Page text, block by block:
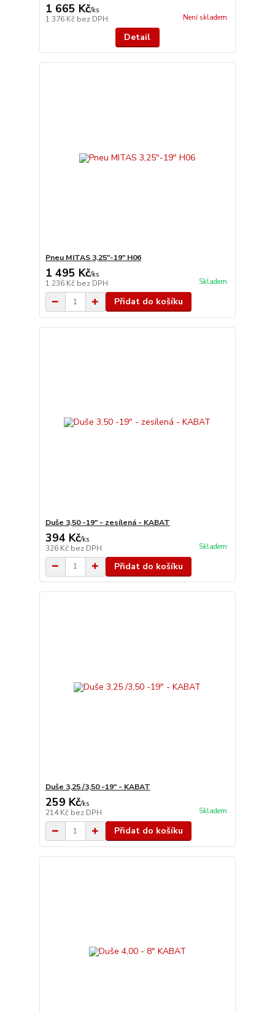
1 665 Kč/ks
1 376 Kč bez DPH Není skladem
Detail
Pneu MITAS 3,25"-19" H06
1 495 Kč/ks
1 236 Kč bez DPH Skladem
Přidat do košíku
Duše 3,50 -19" - zesílená - KABAT
394 Kč/ks
326 Kč bez DPH Skladem
Přidat do košíku
Duše 3,25 /3,50 -19" - KABAT
259 Kč/ks
214 Kč bez DPH Skladem
Přidat do košíku